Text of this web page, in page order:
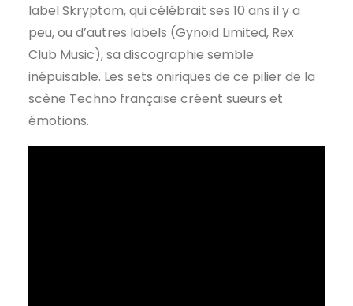
label Skryptöm, qui célébrait ses 10 ans il y a
peu, ou d’autres labels (Gynoid Limited, Rex
Club Music), sa discographie semble
inépuisable. Les sets oniriques de ce pilier de la
scène Techno française créent sueurs et
émotions.